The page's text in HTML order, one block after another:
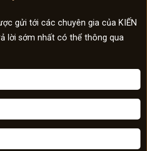
gửi tới các chuyên gia của KIẾN
lời sớm nhất có thể thông qua